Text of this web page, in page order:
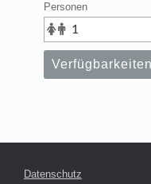
Personen
Datenschutz